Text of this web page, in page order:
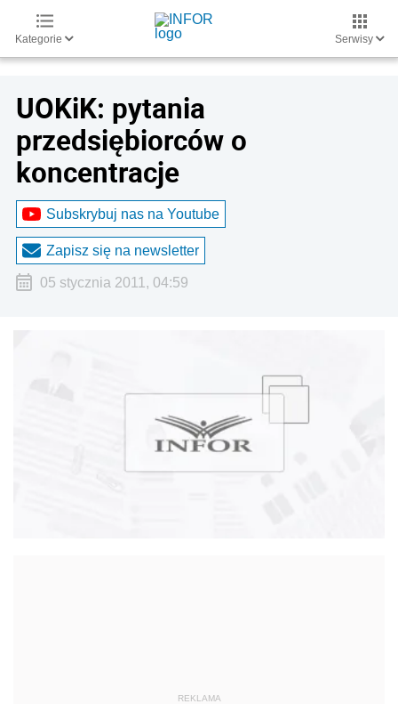
Kategorie Serwisy
UOKiK: pytania
przedsiębiorców o
koncentracje
Subskrybuj nas na Youtube
Zapisz się na newsletter
05 stycznia 2011, 04:59